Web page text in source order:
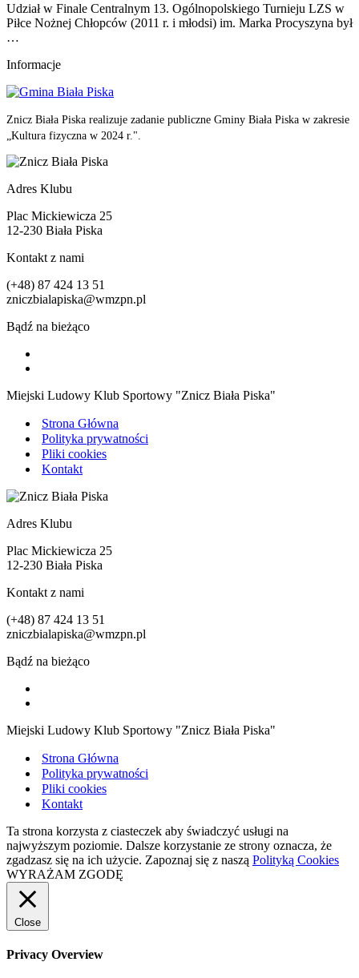
Udział w Finale Centralnym 13. Ogólnopolskiego Turnieju LZS w
Piłce Nożnej Chłopców (2011 r. i młodsi) im. Marka Procyszyna był
…
Informacje
Znicz Biała Piska realizuje zadanie publiczne Gminy Biała Piska w zakresie
„Kultura fizyczna w 2024 r.".
Adres Klubu
Plac Mickiewicza 25
12-230 Biała Piska
Kontakt z nami
(+48) 87 424 13 51
zniczbialapiska@wmzpn.pl
Bądź na bieżąco
Miejski Ludowy Klub Sportowy "Znicz Biała Piska"
Strona Główna
Polityka prywatności
Pliki cookies
Kontakt
Adres Klubu
Plac Mickiewicza 25
12-230 Biała Piska
Kontakt z nami
(+48) 87 424 13 51
zniczbialapiska@wmzpn.pl
Bądź na bieżąco
Miejski Ludowy Klub Sportowy "Znicz Biała Piska"
Strona Główna
Polityka prywatności
Pliki cookies
Kontakt
Ta strona korzysta z ciasteczek aby świadczyć usługi na
najwyższym poziomie. Dalsze korzystanie ze strony oznacza, że
zgadzasz się na ich użycie. Zapoznaj się z naszą Polityką Cookies
WYRAŻAM ZGODĘ
Close
Privacy Overview